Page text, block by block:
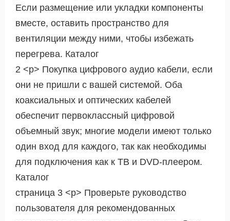
Если размещение или укладки компоненты
вместе, оставить пространство для
вентиляции между ними, чтобы избежать
перегрева. Каталог
2 <р> Покупка цифрового аудио кабели, если
они не пришли с вашей системой. Оба
коаксиальных и оптических кабелей
обеспечит первоклассный цифровой
объемный звук; многие модели имеют только
один вход для каждого, так как необходимы
для подключения как к ТВ и DVD-плеером.
Каталог
страница 3 <р> Проверьте руководство
пользователя для рекомендованных